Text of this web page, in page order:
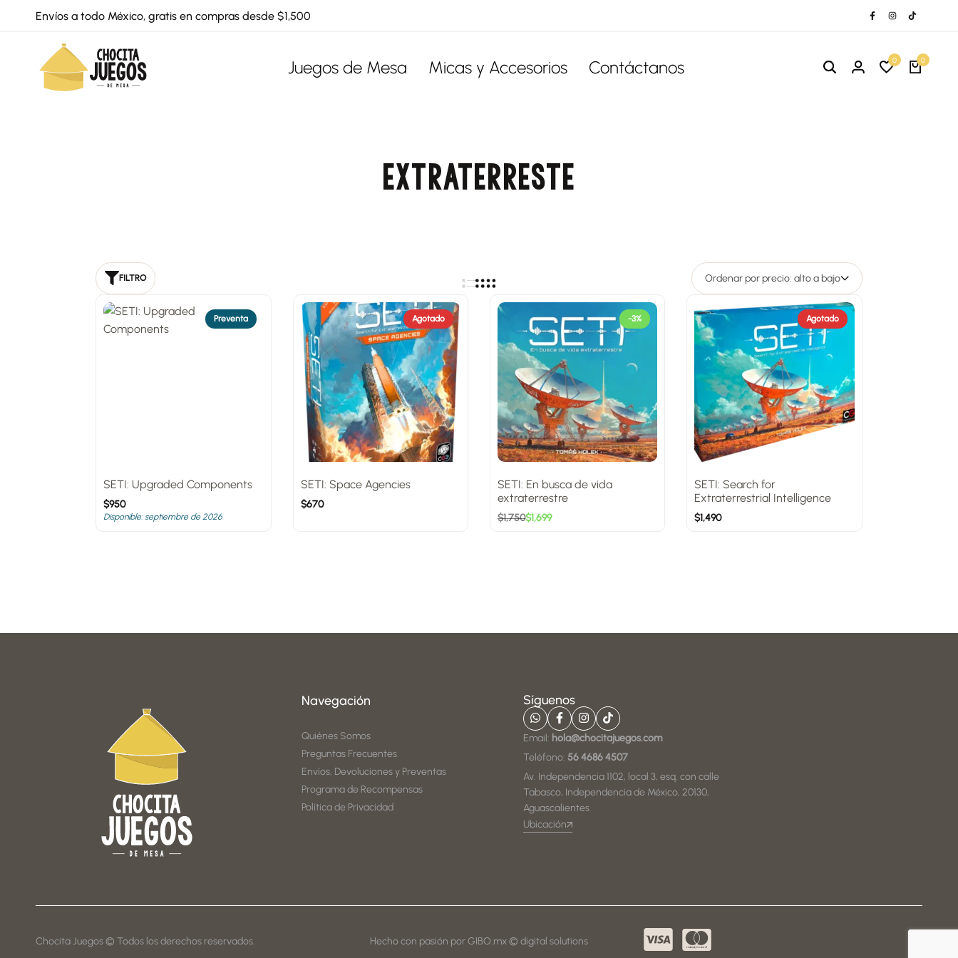
Envíos a todo México, gratis en compras desde $1,500
Juegos de Mesa Micas y Accesorios Contáctanos 0 0
EXTRATERRESTE
FILTRO Ordenar por precio: alto a bajo
Preventa
SETI: Upgraded Components
$950
Disponible: septiembre de 2026
Agotado
SETI: Space Agencies
$670
-3%
SETI: En busca de vida
extraterrestre
$1,750$1,699
Agotado
SETI: Search for
Extraterrestrial Intelligence
$1,490
Navegación
Quiénes Somos
Preguntas Frecuentes
Envíos, Devoluciones y Preventas
Programa de Recompensas
Política de Privacidad
Síguenos
Email: hola@chocitajuegos.com
Teléfono:56 4686 4507
Av. Independencia 1102, local 3, esq. con calle
Tabasco, Independencia de México, 20130,
Aguascalientes
Ubicación
Chocita Juegos © Todos los derechos reservados. Hecho con pasión por GIBO.mx © digital solutions